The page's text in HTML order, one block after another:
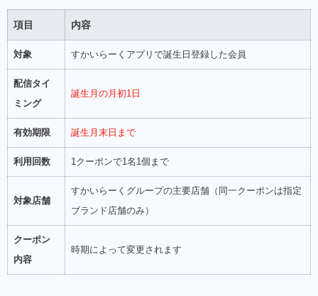
項目 内容
対象 すかいらーくアプリで誕生日登録した会員
配信タイ
ミング
誕生月の月初1日
有効期限 誕生月末日まで
利用回数 1クーポンで1名1個まで
対象店舗
すかいらーくグループの主要店舗（同一クーポンは指定
ブランド店舗のみ）
クーポン
内容
時期によって変更されます